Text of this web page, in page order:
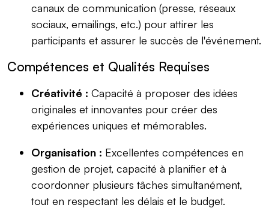
canaux de communication (presse, réseaux
sociaux, emailings, etc.) pour attirer les
participants et assurer le succès de l'événement.
Compétences et Qualités Requises
Créativité : Capacité à proposer des idées
originales et innovantes pour créer des
expériences uniques et mémorables.
Organisation : Excellentes compétences en
gestion de projet, capacité à planifier et à
coordonner plusieurs tâches simultanément,
tout en respectant les délais et le budget.